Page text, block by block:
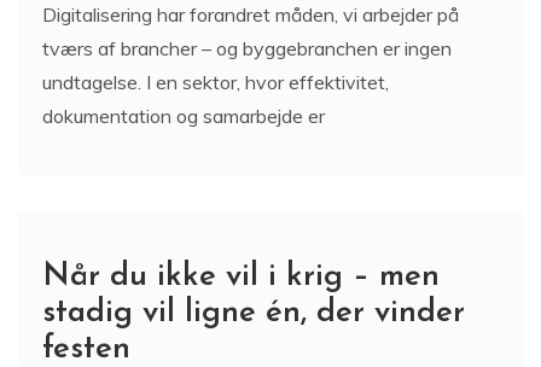
Digitalisering har forandret måden, vi arbejder på
tværs af brancher – og byggebranchen er ingen
undtagelse. I en sektor, hvor effektivitet,
dokumentation og samarbejde er
Når du ikke vil i krig – men
stadig vil ligne én, der vinder
festen